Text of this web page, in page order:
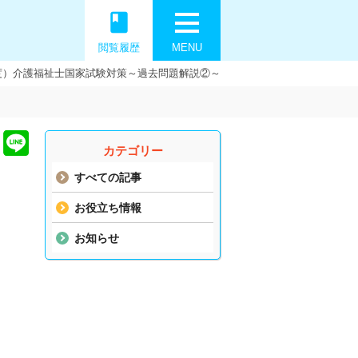
MENU
book
閲覧履歴
）介護福祉士国家試験対策～過去問題解説②～
カテゴリー
すべての記事
お役立ち情報
お知らせ